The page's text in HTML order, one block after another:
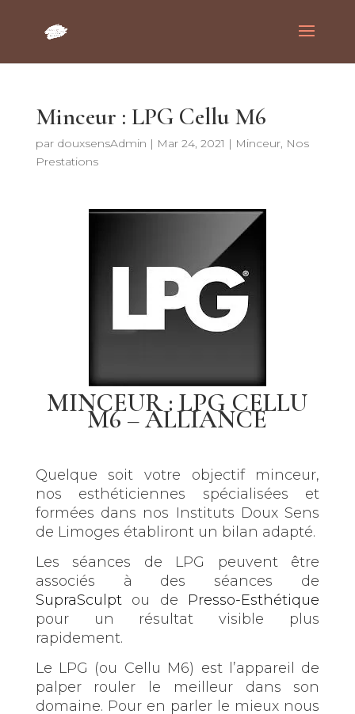
Minceur : LPG Cellu M6
par douxsensAdmin | Mar 24, 2021 | Minceur, Nos
Prestations
MINCEUR : LPG CELLU
M6 – ALLIANCE
Quelque soit votre objectif minceur,
nos esthéticiennes spécialisées et
formées dans nos Instituts Doux Sens
de Limoges établiront un bilan adapté.
Les séances de LPG peuvent être
associés à des séances de
SupraSculptou de Presso-Esthétique
pour un résultat visible plus
rapidement.
Le LPG (ou Cellu M6) est l’appareil de
palper rouler le meilleur dans son
domaine. Pour en parler le mieux nous